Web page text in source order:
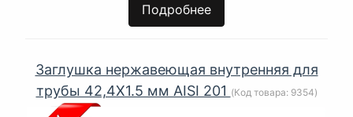
Подробнее
Заглушка нержавеющая внутренняя для
трубы 42,4Х1.5 мм AISI 201 (Код товара: 9354)